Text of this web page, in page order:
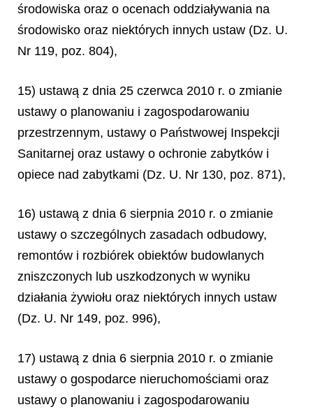
środowiska oraz o ocenach oddziaływania na
środowisko oraz niektórych innych ustaw (Dz. U.
Nr 119, poz. 804),
15) ustawą z dnia 25 czerwca 2010 r. o zmianie
ustawy o planowaniu i zagospodarowaniu
przestrzennym, ustawy o Państwowej Inspekcji
Sanitarnej oraz ustawy o ochronie zabytków i
opiece nad zabytkami (Dz. U. Nr 130, poz. 871),
16) ustawą z dnia 6 sierpnia 2010 r. o zmianie
ustawy o szczególnych zasadach odbudowy,
remontów i rozbiórek obiektów budowlanych
zniszczonych lub uszkodzonych w wyniku
działania żywiołu oraz niektórych innych ustaw
(Dz. U. Nr 149, poz. 996),
17) ustawą z dnia 6 sierpnia 2010 r. o zmianie
ustawy o gospodarce nieruchomościami oraz
ustawy o planowaniu i zagospodarowaniu